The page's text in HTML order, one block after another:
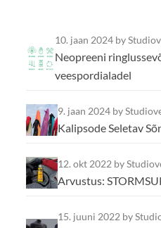
10. jaan 2024 by
Neopreeni
veespordialadel
9. jaan 2024 by
Kalipsode Seletav
12. okt 2022 by
Arvustus:
15. juuni 2022 by